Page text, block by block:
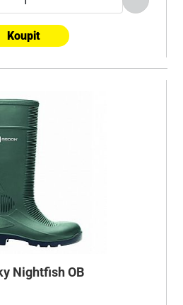
Koupit
Nightfish OB